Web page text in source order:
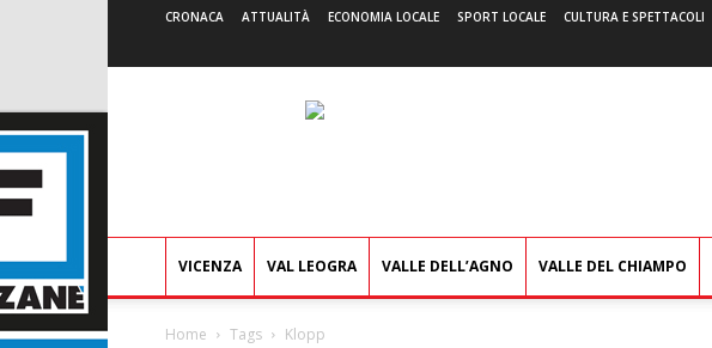
CRONACA ATTUALITÀ ECONOMIA LOCALE SPORT LOCALE CULTURA E SPETTACOLI
VICENZA VAL LEOGRA VALLE DELL’AGNO VALLE DEL CHIAMPO
Home Tags Klopp